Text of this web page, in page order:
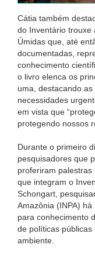
Cátia também
do Inventário trouxe
Úmidas que, até
documentadas,
conhecimento
o livro elenca os
uma, destacando
necessidades
em vista que
protegendo nossos
Durante o primeiro
pesquisadores que
proferiram
que integram o
Schongart,
Amazônia (INPA)
para conhecimento
de políticas
ambiente.